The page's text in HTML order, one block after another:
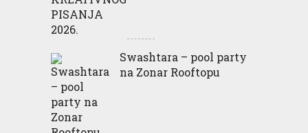
Swashtara – pool party
na Zonar Rooftopu